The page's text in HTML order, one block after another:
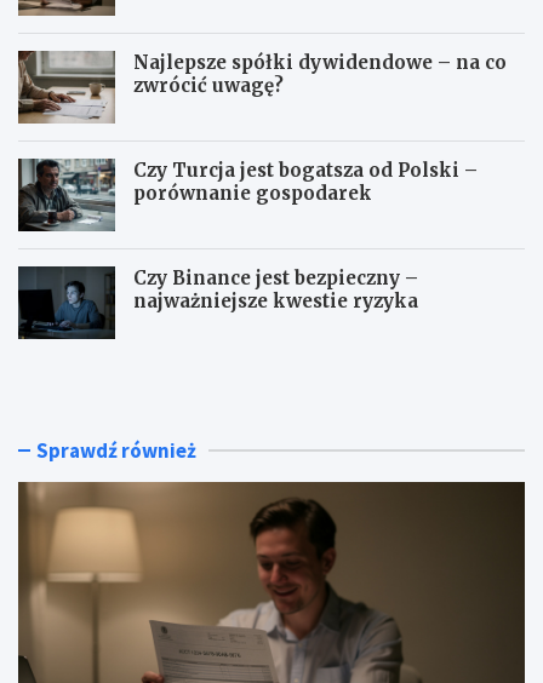
Najlepsze spółki dywidendowe – na co
zwrócić uwagę?
Czy Turcja jest bogatsza od Polski –
porównanie gospodarek
Czy Binance jest bezpieczny –
najważniejsze kwestie ryzyka
I
g
n
e
N
p
ó
i
Sprawdź również